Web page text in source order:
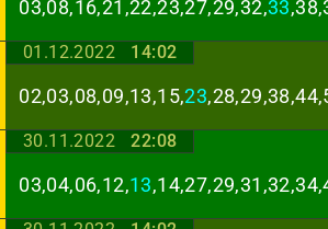
03,08,16,21,22,23,27,29,32,33,
01.12.2022 14:02
02,03,08,09,13,15,23,28,29,38,
30.11.2022 22:08
03,04,06,12,13,14,27,29,31,32,